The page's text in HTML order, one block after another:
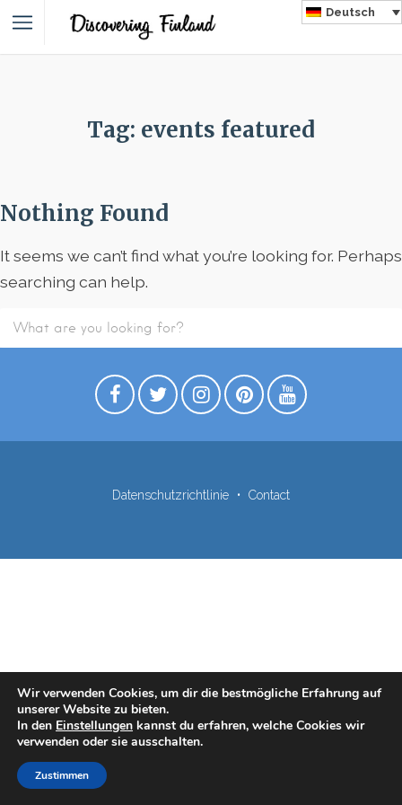
Deutsch
Tag: events featured
Nothing Found
It seems we can’t find what you’re looking for. Perhaps
searching can help.
Datenschutzrichtlinie Contact
Wir verwenden Cookies, um dir die bestmögliche Erfahrung auf
unserer Website zu bieten.
In den Einstellungen kannst du erfahren, welche Cookies wir
verwenden oder sie ausschalten.
Zustimmen